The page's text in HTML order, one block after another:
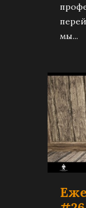
мы...